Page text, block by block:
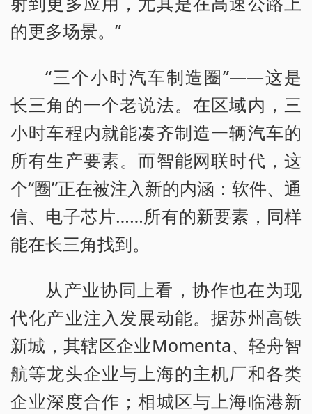
的更多场景。”
“三个小时汽车制造圈”——这是
长三角的一个老说法。在区域内，三
小时车程内就能凑齐制造一辆汽车的
所有生产要素。而智能网联时代，这
个“圈”正在被注入新的内涵：软件、通
信、电子芯片……所有的新要素，同样
能在长三角找到。
从产业协同上看，协作也在为现
代化产业注入发展动能。据苏州高铁
新城，其辖区企业Momenta、轻舟智
航等龙头企业与上海的主机厂和各类
企业深度合作；相城区与上海临港新